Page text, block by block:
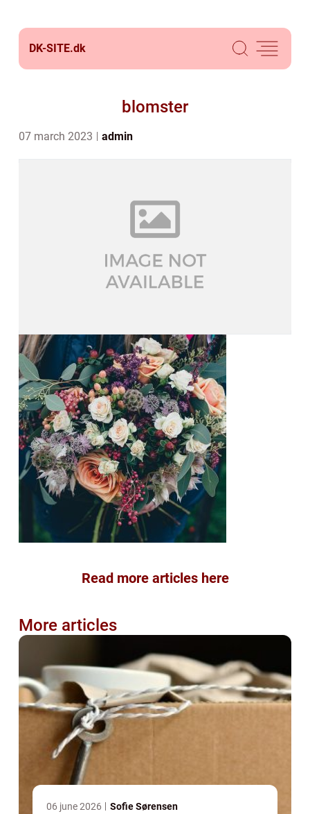
DK-SITE.dk
blomster
07 march 2023 admin
Read more articles here
More articles
06 june 2026 Sofie Sørensen